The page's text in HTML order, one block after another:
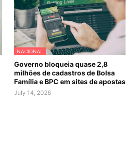
NACIONAL
Governo bloqueia quase 2,8
milhões de cadastros de Bolsa
Família e BPC em sites de apostas
July 14, 2026